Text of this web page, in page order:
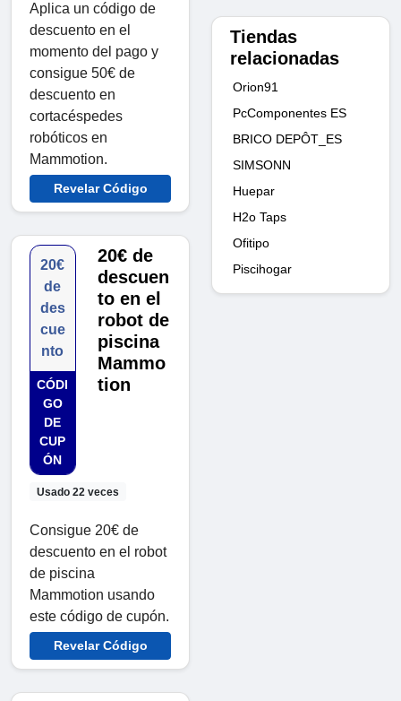
Aplica un código de
descuento en el
momento del pago y
consigue 50€ de
descuento en
cortacéspedes
robóticos en
Mammotion.
Revelar Código
20€
de
des
cue
nto
CÓDI
GO
DE
CUP
ÓN
Usado 22 veces
20€ de
descuen
to en el
robot de
piscina
Mammo
tion
Consigue 20€ de
descuento en el robot
de piscina
Mammotion usando
este código de cupón.
Revelar Código
Tiendas
relacionadas
Orion91
PcComponentes ES
BRICO DEPÔT_ES
SIMSONN
Huepar
H2o Taps
Ofitipo
Piscihogar